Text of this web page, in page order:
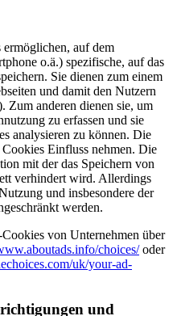
auf dem
o.ä.) spezifische, auf das
Sie dienen zum einem
und damit den Nutzern
Zum anderen dienen sie, um
zu erfassen und sie
analysieren zu können. Die
Einfluss nehmen. Die
mit der das Speichern von
verhindert wird. Allerdings
und insbesondere der
werden.
von Unternehmen über
choices/oder
uk/your-ad-
und